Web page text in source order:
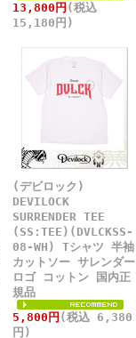
13,800円 (税込
15,180円)
(デビロック)
DEVILOCK
SURRENDER TEE
(SS:TEE)(DVLCKSS-
08-WH) Tシャツ 半袖
カットソー サレンダー
ロゴ コットン 国内正
規品
5,800円 (税込 6,380
円)